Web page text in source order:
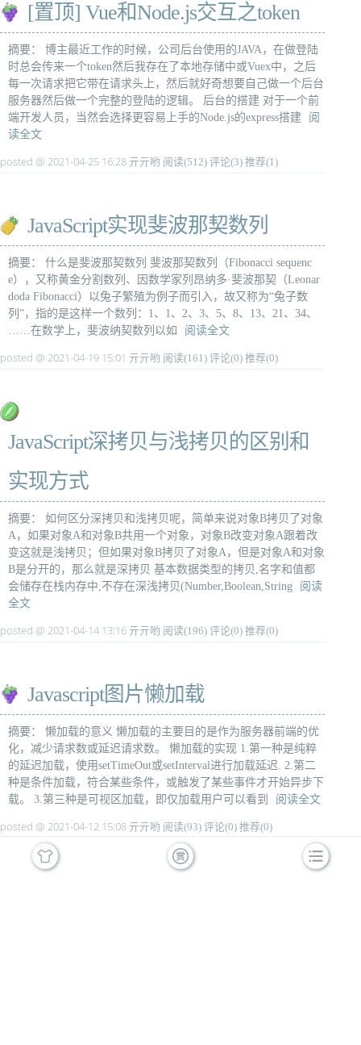
[置顶] Vue和Node.js交互之token
摘要： 博主最近工作的时候，公司后台使用的JAVA，在做登陆
时总会传来一个token然后我存在了本地存储中或Vuex中，之后
每一次请求把它带在请求头上，然后就好奇想要自己做一个后台
服务器然后做一个完整的登陆的逻辑。 后台的搭建 对于一个前
端开发人员，当然会选择更容易上手的Node.js的express搭建
阅
读全文
posted @ 2021-04-25 16:28 亓亓哟 阅读(512) 评论(3) 推荐(1)
JavaScript实现斐波那契数列
摘要： 什么是斐波那契数列 斐波那契数列（Fibonacci sequenc
e），又称黄金分割数列、因数学家列昂纳多·斐波那契（Leonar
doda Fibonacci）以兔子繁殖为例子而引入，故又称为“兔子数
列”，指的是这样一个数列：1、1、2、3、5、8、13、21、34、
……在数学上，斐波纳契数列以如
阅读全文
posted @ 2021-04-19 15:01 亓亓哟 阅读(161) 评论(0) 推荐(0)
JavaScript深拷贝与浅拷贝的区别和
实现方式
摘要： 如何区分深拷贝和浅拷贝呢，简单来说对象B拷贝了对象
A，如果对象A和对象B共用一个对象，对象B改变对象A跟着改
变这就是浅拷贝；但如果对象B拷贝了对象A，但是对象A和对象
B是分开的，那么就是深拷贝 基本数据类型的拷贝,名字和值都
会储存在栈内存中,不存在深浅拷贝(Number,Boolean,String
阅读
全文
posted @ 2021-04-14 13:16 亓亓哟 阅读(196) 评论(0) 推荐(0)
Javascript图片懒加载
摘要： 懒加载的意义 懒加载的主要目的是作为服务器前端的优
化，减少请求数或延迟请求数。 懒加载的实现 1.第一种是纯粹
的延迟加载，使用setTimeOut或setInterval进行加载延迟. 2.第二
种是条件加载，符合某些条件，或触发了某些事件才开始异步下
载。 3.第三种是可视区加载，即仅加载用户可以看到
阅读全文
posted @ 2021-04-12 15:08 亓亓哟 阅读(93) 评论(0) 推荐(0)